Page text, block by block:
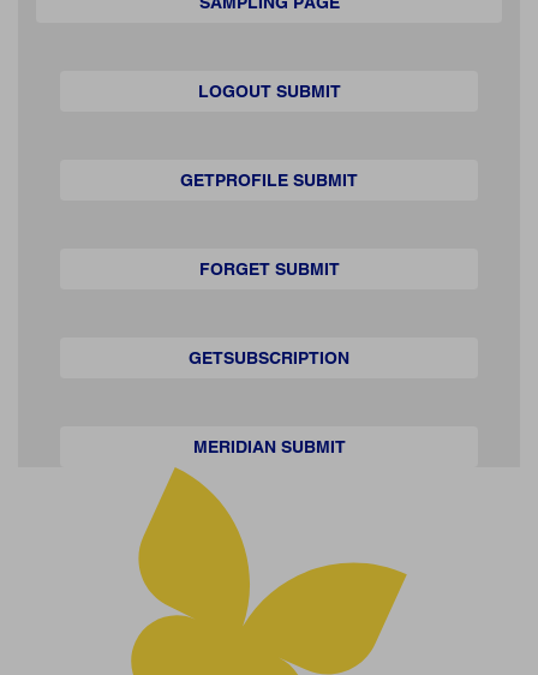
LOGOUT SUBMIT
GETPROFILE SUBMIT
FORGET SUBMIT
GETSUBSCRIPTION
MERIDIAN SUBMIT